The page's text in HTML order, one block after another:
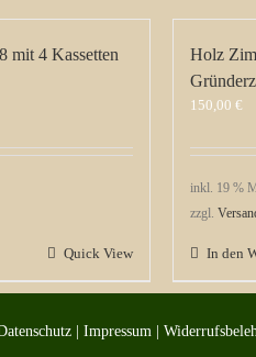
mit 4 Kassetten
Quick View
Holz
150,00 €
inkl. 19 %
zzgl.
In den
| Impressum |